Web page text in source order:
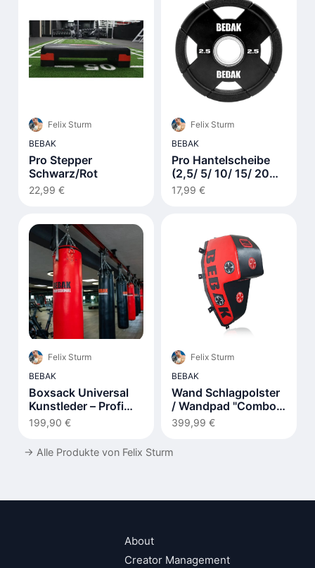
Felix Sturm
BEBAK
Pro Stepper
Schwarz/Rot
22,99 €
Felix Sturm
BEBAK
Pro Hantelscheibe
(2,5/ 5/ 10/ 15/ 20
kg)
17,99 €
Felix Sturm
BEBAK
Boxsack Universal
Kunstleder – Profi
Training - Rot
199,90 €
Felix Sturm
BEBAK
Wand Schlagpolster
/ Wandpad "Combo
King"
399,99 €
→ Alle Produkte von Felix Sturm
About
Creator Management